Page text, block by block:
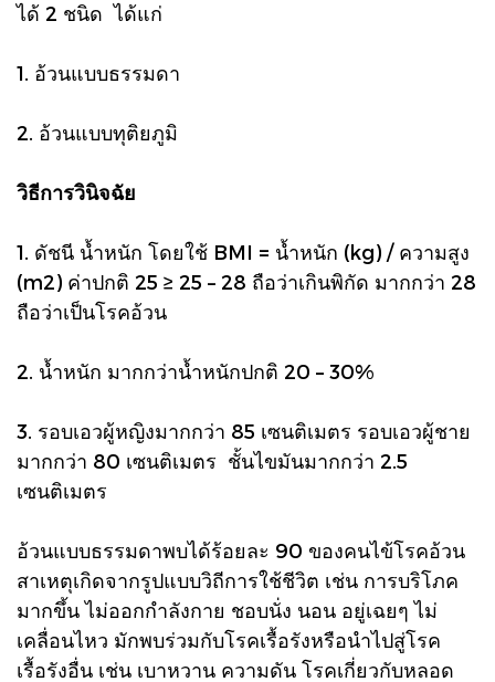
ได้ 2 ชนิด ได้แก่
1. อ้วนแบบธรรมดา
2. อ้วนแบบทุติยภูมิ
วิธีการวินิจฉัย
1. ดัชนี น้ำหนัก โดยใช้ BMI = น้ำหนัก (kg) / ความสูง
(m2) ค่าปกติ 25 ≥ 25 – 28 ถือว่าเกินพิกัด มากกว่า 28
ถือว่าเป็นโรคอ้วน
2. น้ำหนัก มากกว่าน้ำหนักปกติ 20 – 30%
3. รอบเอวผู้หญิงมากกว่า 85 เซนติเมตร รอบเอวผู้ชาย
มากกว่า 80 เซนติเมตร ชั้นไขมันมากกว่า 2.5
เซนติเมตร
อ้วนแบบธรรมดาพบได้ร้อยละ 90 ของคนไข้โรคอ้วน
สาเหตุเกิดจากรูปแบบวิถีการใช้ชีวิต เช่น การบริโภค
มากขึ้น ไม่ออกกำลังกาย ชอบนั่ง นอน อยู่เฉยๆ ไม่
เคลื่อนไหว มักพบร่วมกับโรคเรื้อรังหรือนำไปสู่โรค
เรื้อรังอื่น เช่น เบาหวาน ความดัน โรคเกี่ยวกับหลอด